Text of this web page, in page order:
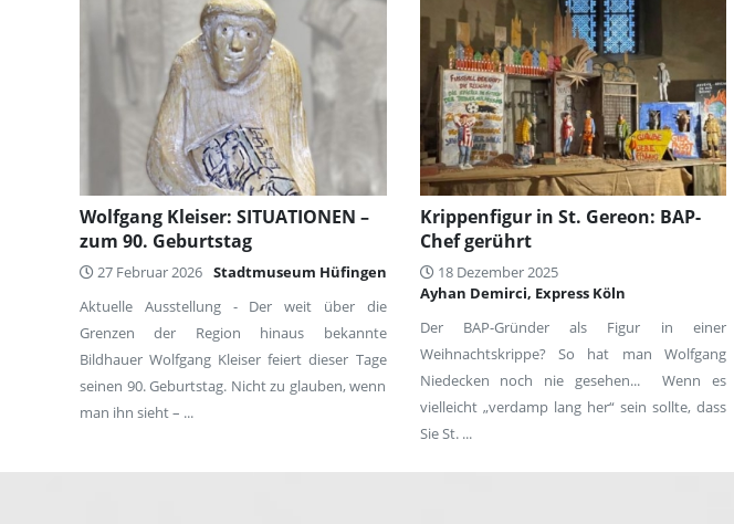
Wolfgang Kleiser: SITUATIONEN –
zum 90. Geburtstag
27 Februar 2026 Stadtmuseum Hüfingen
Aktuelle Ausstellung - Der weit über die
Grenzen der Region hinaus bekannte
Bildhauer Wolfgang Kleiser feiert dieser Tage
seinen 90. Geburtstag. Nicht zu glauben, wenn
man ihn sieht – ...
Krippenfigur in St. Gereon: BAP-
Chef gerührt
18 Dezember 2025
Ayhan Demirci, Express Köln
Der BAP-Gründer als Figur in einer
Weihnachtskrippe? So hat man Wolfgang
Niedecken noch nie gesehen... Wenn es
vielleicht „verdamp lang her“ sein sollte, dass
Sie St. ...